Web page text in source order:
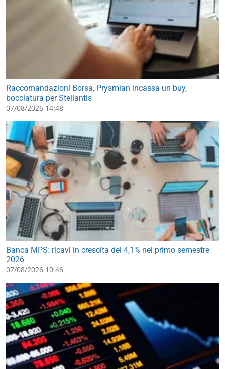
Raccomandazioni Borsa, Prysmian incassa un buy,
bocciatura per Stellantis
07/08/2026 14:48
Banca MPS: ricavi in crescita del 4,1% nel primo semestre
2026
07/08/2026 10:46